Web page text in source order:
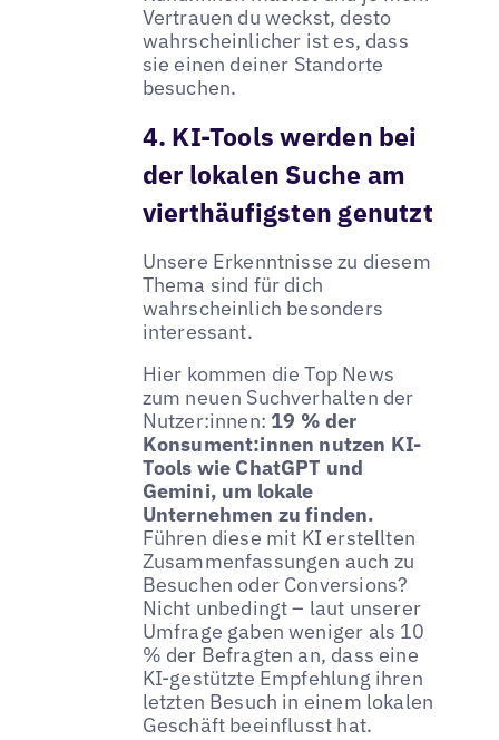
Vertrauen du weckst, desto
wahrscheinlicher ist es, dass
sie einen deiner Standorte
besuchen.
4. KI-Tools werden bei
der lokalen Suche am
vierthäufigsten genutzt
Unsere Erkenntnisse zu diesem
Thema sind für dich
wahrscheinlich besonders
interessant.
Hier kommen die Top News
zum neuen Suchverhalten der
Nutzer:innen: 19 % der
Konsument:innen nutzen KI-
Tools wie ChatGPT und
Gemini, um lokale
Unternehmen zu finden.
Führen diese mit KI erstellten
Zusammenfassungen auch zu
Besuchen oder Conversions?
Nicht unbedingt – laut unserer
Umfrage gaben weniger als 10
% der Befragten an, dass eine
KI-gestützte Empfehlung ihren
letzten Besuch in einem lokalen
Geschäft beeinflusst hat.